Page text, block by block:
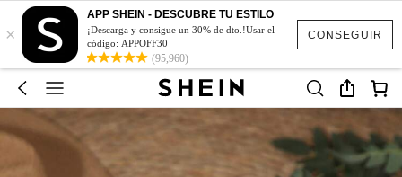
CONSEGUIR
×
APP SHEIN - DESCUBRE TU ESTILO
¡Descarga y consigue un 30% de dto.!Usar el
código: APPOFF30
(95,960)